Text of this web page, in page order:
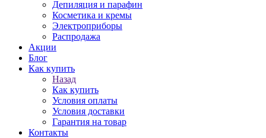
Депиляция и парафин
Косметика и кремы
Электроприборы
Распродажа
Акции
Блог
Как купить
Назад
Как купить
Условия оплаты
Условия доставки
Гарантия на товар
Контакты